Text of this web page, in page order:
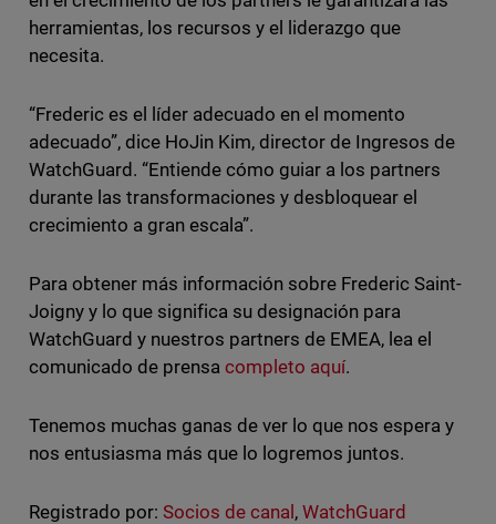
herramientas, los recursos y el liderazgo que
necesita.
“Frederic es el líder adecuado en el momento
adecuado”, dice HoJin Kim, director de Ingresos de
WatchGuard. “Entiende cómo guiar a los partners
durante las transformaciones y desbloquear el
crecimiento a gran escala”.
Para obtener más información sobre Frederic Saint-
Joigny y lo que significa su designación para
WatchGuard y nuestros partners de EMEA, lea el
comunicado de prensa completo aquí.
Tenemos muchas ganas de ver lo que nos espera y
nos entusiasma más que lo logremos juntos.
Registrado por: Socios de canal,WatchGuard